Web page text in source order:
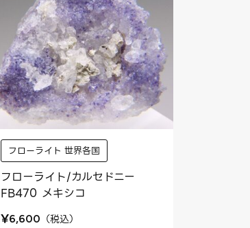
フローライト 世界各国
フローライト/カルセドニー
FB470 メキシコ
¥6,600 （税込）